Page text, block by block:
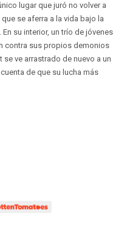
lugar que juró no volver a
se aferra a la vida bajo la
su interior, un trío de jóvenes
contra sus propios demonios
ve arrastrado de nuevo a un
de que su lucha más